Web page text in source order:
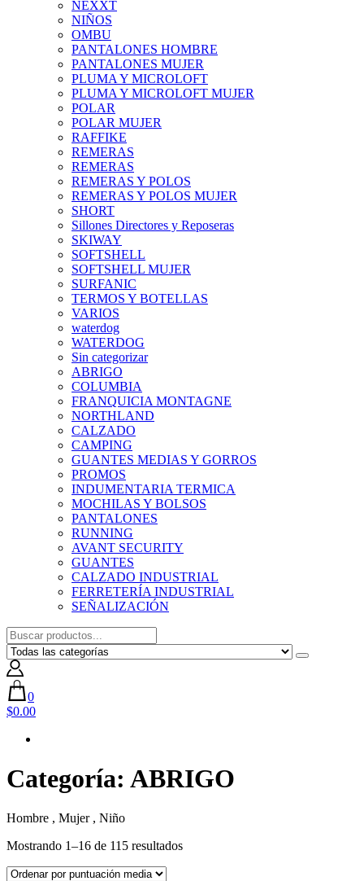
NEXXT
NIÑOS
OMBU
PANTALONES HOMBRE
PANTALONES MUJER
PLUMA Y MICROLOFT
PLUMA Y MICROLOFT MUJER
POLAR
POLAR MUJER
RAFFIKE
REMERAS
REMERAS
REMERAS Y POLOS
REMERAS Y POLOS MUJER
SHORT
Sillones Directores y Reposeras
SKIWAY
SOFTSHELL
SOFTSHELL MUJER
SURFANIC
TERMOS Y BOTELLAS
VARIOS
waterdog
WATERDOG
Sin categorizar
ABRIGO
COLUMBIA
FRANQUICIA MONTAGNE
NORTHLAND
CALZADO
CAMPING
GUANTES MEDIAS Y GORROS
PROMOS
INDUMENTARIA TERMICA
MOCHILAS Y BOLSOS
PANTALONES
RUNNING
AVANT SECURITY
GUANTES
CALZADO INDUSTRIAL
FERRETERÍA INDUSTRIAL
SEÑALIZACIÓN
0
$0.00
Categoría: ABRIGO
Hombre , Mujer , Niño
Mostrando 1–16 de 115 resultadosOrdenado